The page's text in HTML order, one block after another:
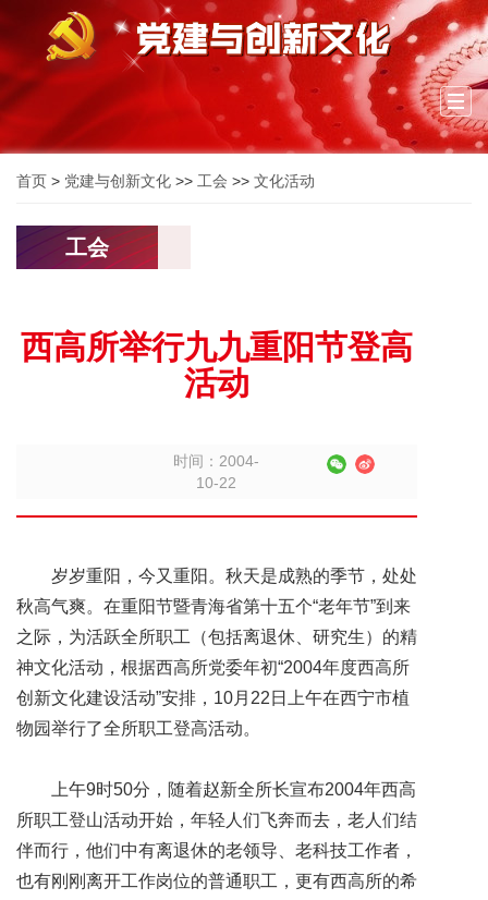
首页 > 党建与创新文化 >> 工会 >> 文化活动
工会
西高所举行九九重阳节登高
活动
时间：2004-
10-22
岁岁重阳，今又重阳。秋天是成熟的季节，处处
秋高气爽。在重阳节暨青海省第十五个“老年节”到来
之际，为活跃全所职工（包括离退休、研究生）的精
神文化活动，根据西高所党委年初“2004年度西高所
创新文化建设活动”安排，10月22日上午在西宁市植
物园举行了全所职工登高活动。
上午9时50分，随着赵新全所长宣布2004年西高
所职工登山活动开始，年轻人们飞奔而去，老人们结
伴而行，他们中有离退休的老领导、老科技工作者，
也有刚刚离开工作岗位的普通职工，更有西高所的希